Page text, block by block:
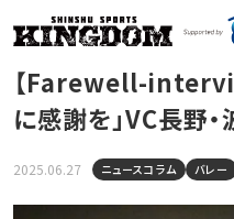
【Farewell-
に感謝を」VC長野
2025.06.27 ニュースコラム バレー